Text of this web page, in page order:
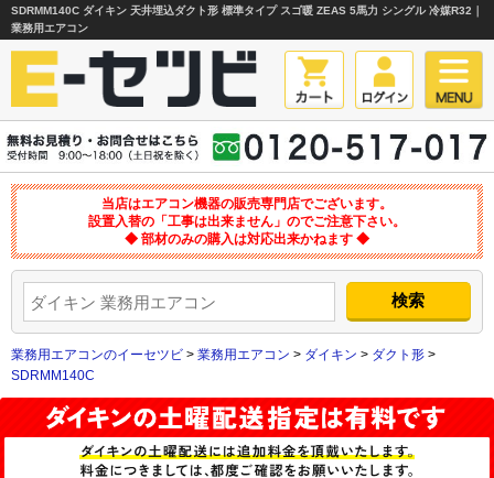
SDRMM140C ダイキン 天井埋込ダクト形 標準タイプ スゴ暖 ZEAS 5馬力 シングル 冷媒R32｜
業務用エアコン
当店はエアコン機器の販売専門店でございます。
設置入替の「工事は出来ません」のでご注意下さい。
◆ 部材のみの購入は対応出来かねます ◆
業務用エアコンのイーセツビ > 業務用エアコン > ダイキン > ダクト形 >
SDRMM140C